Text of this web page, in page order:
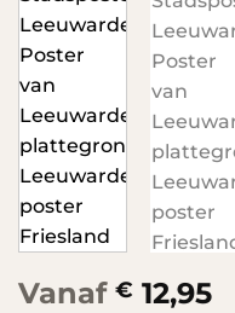
Vanaf € 12,95